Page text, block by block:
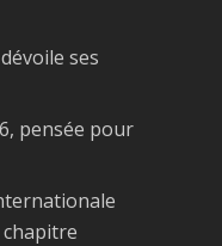
ses
pensée pour